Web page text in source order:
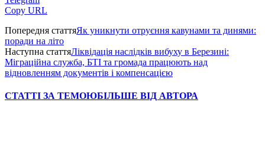
Copy URL
Попередня статтяЯк уникнути отруєння кавунами та динями:
поради на літо
Наступна статтяЛіквідація наслідків вибуху в Березині:
Міграційна служба, БТІ та громада працюють над
відновленням документів і компенсацією
СТАТТІ ЗА ТЕМОЮБІЛЬШЕ ВІД АВТОРА